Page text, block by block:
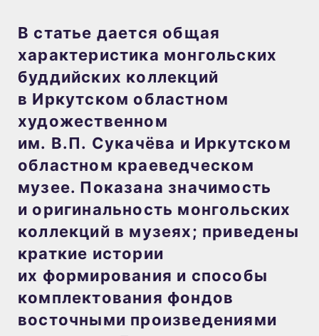
В статье дается общая
характеристика монгольских
буддийских коллекций
в Иркутском областном
художественном
им. В.П. Сукачёва и Иркутском
областном краеведческом
музее. Показана значимость
и оригинальность монгольских
коллекций в музеях; приведены
краткие истории
их формирования и способы
комплектования фондов
восточными произведениями